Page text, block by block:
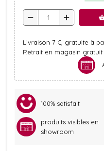
remove add
Livraison 7 €, gratuite à
Retrait en magasin gratuit
100% satisfait
produits visibles en
showroom